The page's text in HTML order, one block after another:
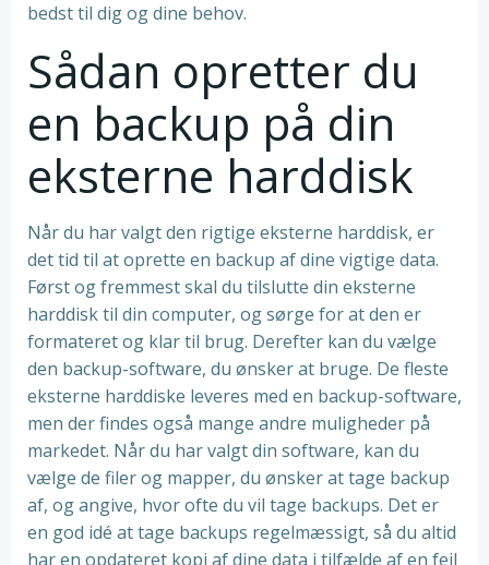
bedst til dig og dine behov.
Sådan opretter du
en backup på din
eksterne harddisk
Når du har valgt den rigtige eksterne harddisk, er
det tid til at oprette en backup af dine vigtige data.
Først og fremmest skal du tilslutte din eksterne
harddisk til din computer, og sørge for at den er
formateret og klar til brug. Derefter kan du vælge
den backup-software, du ønsker at bruge. De fleste
eksterne harddiske leveres med en backup-software,
men der findes også mange andre muligheder på
markedet. Når du har valgt din software, kan du
vælge de filer og mapper, du ønsker at tage backup
af, og angive, hvor ofte du vil tage backups. Det er
en god idé at tage backups regelmæssigt, så du altid
har en opdateret kopi af dine data i tilfælde af en fejl